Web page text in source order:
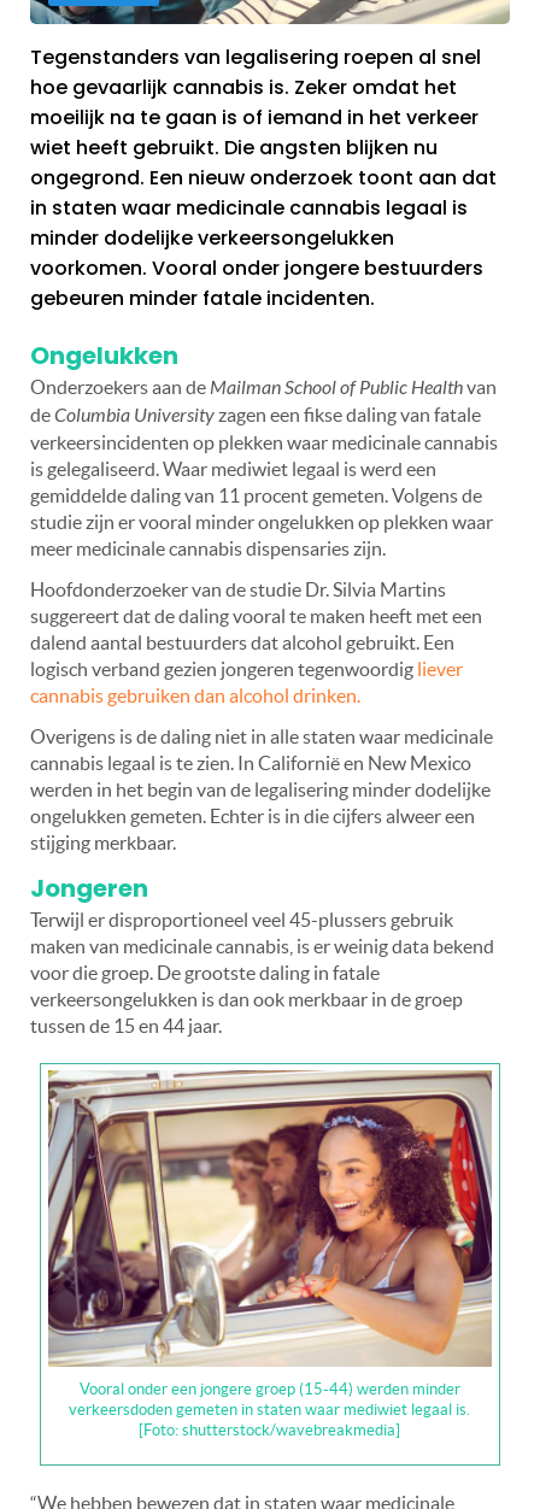
Tegenstanders van legalisering roepen al snel
hoe gevaarlijk cannabis is. Zeker omdat het
moeilijk na te gaan is of iemand in het verkeer
wiet heeft gebruikt. Die angsten blijken nu
ongegrond. Een nieuw onderzoek toont aan dat
in staten waar medicinale cannabis legaal is
minder dodelijke verkeersongelukken
voorkomen. Vooral onder jongere bestuurders
gebeuren minder fatale incidenten.
Ongelukken
Onderzoekers aan deMailman School of Public Healthvan
deColumbia Universityzagen een fikse daling van fatale
verkeersincidenten op plekken waar medicinale cannabis
is gelegaliseerd. Waar mediwiet legaal is werd een
gemiddelde daling van 11 procent gemeten. Volgens de
studie zijn er vooral minder ongelukken op plekken waar
meer medicinale cannabis dispensaries zijn.
Hoofdonderzoeker van de studie Dr. Silvia Martins
suggereert dat de daling vooral te maken heeft met een
dalend aantal bestuurders dat alcohol gebruikt. Een
logisch verband gezien jongeren tegenwoordig liever
cannabis gebruiken dan alcohol drinken.
Overigens is de daling niet in alle staten waar medicinale
cannabis legaal is te zien. In Californië en New Mexico
werden in het begin van de legalisering minder dodelijke
ongelukken gemeten. Echter is in die cijfers alweer een
stijging merkbaar.
Jongeren
Terwijl er disproportioneel veel 45-plussers gebruik
maken van medicinale cannabis, is er weinig data bekend
voor die groep. De grootste daling in fatale
verkeersongelukken is dan ook merkbaar in de groep
tussen de 15 en 44 jaar.
Vooral onder een jongere groep (15-44) werden minder
verkeersdoden gemeten in staten waar mediwiet legaal is.
[Foto: shutterstock/wavebreakmedia]
“We hebben bewezen dat in staten waar medicinale